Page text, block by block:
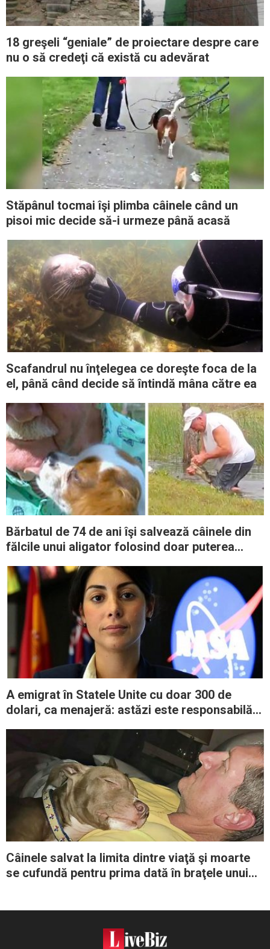
18 greşeli “geniale” de proiectare despre care
nu o să credeţi că există cu adevărat
Stăpânul tocmai îşi plimba câinele când un
pisoi mic decide să-i urmeze până acasă
Scafandrul nu înţelegea ce doreşte foca de la
el, până când decide să întindă mâna către ea
Bărbatul de 74 de ani îşi salvează câinele din
fălcile unui aligator folosind doar puterea
A emigrat în Statele Unite cu doar 300 de
dolari, ca menajeră: astăzi este responsabilă
Câinele salvat la limita dintre viaţă şi moarte
se cufundă pentru prima dată în braţele unui